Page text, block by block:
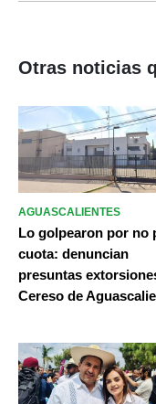
Otras noticias
AGUASCALIENTES
Lo golpearon por no
cuota: denuncian
presuntas
Cereso de